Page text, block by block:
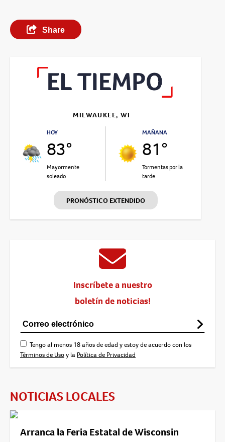
Share
MILWAUKEE, WI
HOY
83°
Mayormente
soleado
MAÑANA
81°
Tormentas por la
tarde
PRONÓSTICO EXTENDIDO
Inscríbete a nuestro
boletín de noticias!
Tengo al menos 18 años de edad y estoy de acuerdo con los
Términos de Usoy la Política de Privacidad
NOTICIAS LOCALES
Arranca la Feria Estatal de Wisconsin